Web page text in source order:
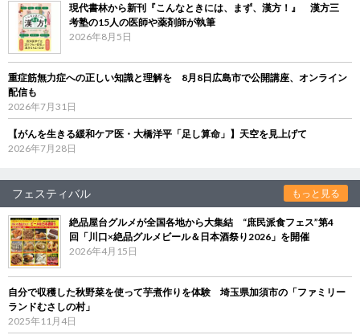
現代書林から新刊『こんなときには、まず、漢方！』 漢方三
考塾の15人の医師や薬剤師が執筆
2026年8月5日
重症筋無力症への正しい知識と理解を 8月8日広島市で公開講座、オンライン
配信も
2026年7月31日
【がんを生きる緩和ケア医・大橋洋平「足し算命」】天空を見上げて
2026年7月28日
フェスティバル もっと見る
絶品屋台グルメが全国各地から大集結 “庶民派食フェス”第4
回「川口×絶品グルメビール＆日本酒祭り2026」を開催
2026年4月15日
自分で収穫した秋野菜を使って芋煮作りを体験 埼玉県加須市の「ファミリー
ランドむさしの村」
2025年11月4日